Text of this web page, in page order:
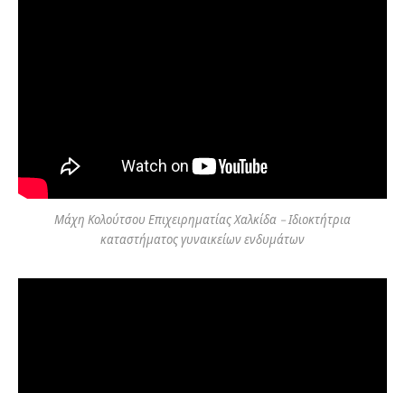
Μάχη Κολούτσου Επιχειρηματίας Χαλκίδα – Ιδιοκτήτρια
καταστήματος γυναικείων ενδυμάτων